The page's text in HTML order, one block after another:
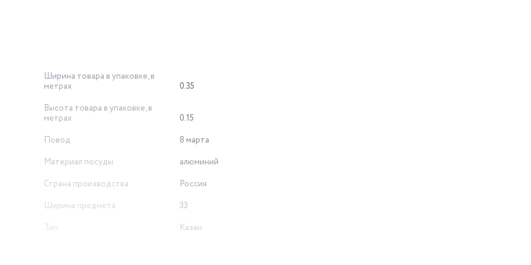
помощник для создания настоящих кулинарных шедевров. Он
Ширина товара в упаковке, в
метрах
0.35
Высота товара в упаковке, в
метрах
0.15
Повод
8 марта
Материал посуды
алюминий
Страна производства
Россия
Ширина предмета
33
Тип
Казан